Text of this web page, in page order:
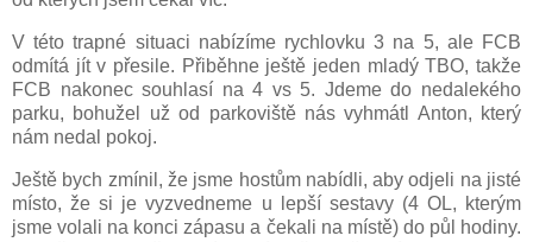
V této trapné situaci nabízíme rychlovku 3 na 5, ale FCB
odmítá jít v přesile. Přiběhne ještě jeden mladý TBO, takže
FCB nakonec souhlasí na 4 vs 5. Jdeme do nedalekého
parku, bohužel už od parkoviště nás vyhmátl Anton, který
nám nedal pokoj.
Ještě bych zmínil, že jsme hostům nabídli, aby odjeli na jisté
místo, že si je vyzvedneme u lepší sestavy (4 OL, kterým
jsme volali na konci zápasu a čekali na místě) do půl hodiny.